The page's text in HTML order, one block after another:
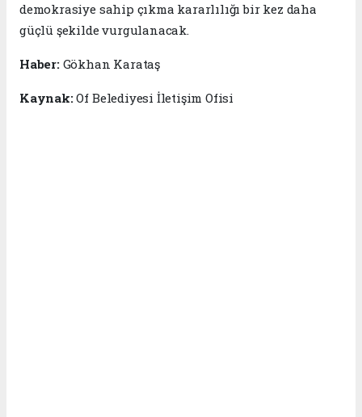
demokrasiye sahip çıkma kararlılığı bir kez daha
güçlü şekilde vurgulanacak.
Haber: Gökhan Karataş
Kaynak:Of Belediyesi İletişim Ofisi